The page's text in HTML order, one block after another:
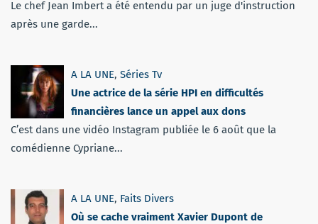
Le chef Jean Imbert a été entendu par un juge d'instruction
après une garde...
A LA UNE, Séries Tv
Une actrice de la série HPI en difficultés
financières lance un appel aux dons
C’est dans une vidéo Instagram publiée le 6 août que la
comédienne Cypriane...
A LA UNE, Faits Divers
Où se cache vraiment Xavier Dupont de